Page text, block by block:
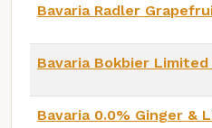
Bavaria Radler
Bavaria Bokbier
Bavaria 0.0% Ginger &